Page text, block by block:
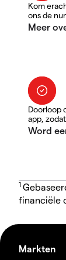
Kom
ons de
Doorloop
app,
1
financiële
Markten